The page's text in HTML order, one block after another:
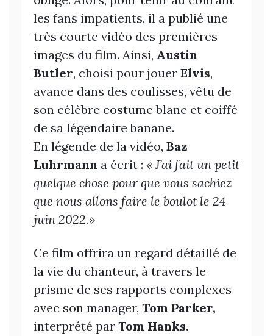
les fans impatients, il a publié une
très courte vidéo des premières
images du film. Ainsi, Austin
Butler, choisi pour jouer Elvis,
avance dans des coulisses, vêtu de
son célèbre costume blanc et coiffé
de sa légendaire banane.
En légende de la vidéo, Baz
Luhrmann a écrit : « J’ai fait un petit
quelque chose pour que vous sachiez
que nous allons faire le boulot le 24
juin 2022.»
Ce film offrira un regard détaillé de
la vie du chanteur, à travers le
prisme de ses rapports complexes
avec son manager, Tom Parker,
interprété par Tom Hanks.